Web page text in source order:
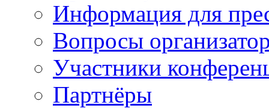
Информация для
Вопросы
Участники
Партнёры